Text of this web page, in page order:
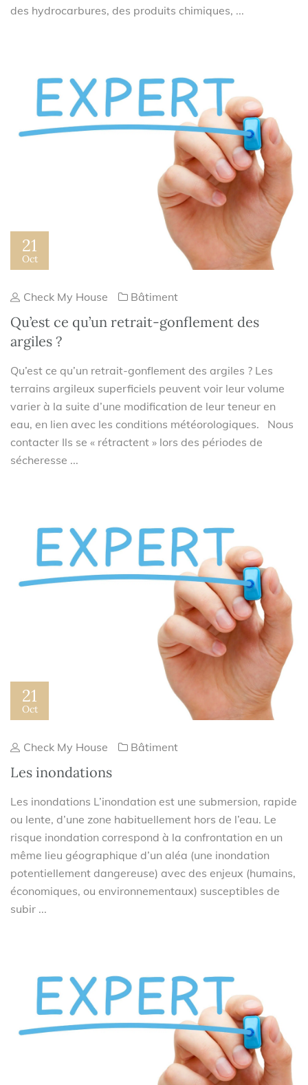
des hydrocarbures, des produits chimiques, ...
21
Oct
Check My House Bâtiment
Qu’est ce qu’un retrait-gonflement des
argiles ?
Qu’est ce qu’un retrait-gonflement des argiles ? Les
terrains argileux superficiels peuvent voir leur volume
varier à la suite d’une modification de leur teneur en
eau, en lien avec les conditions météorologiques. Nous
contacter Ils se « rétractent » lors des périodes de
sécheresse ...
21
Oct
Check My House Bâtiment
Les inondations
Les inondations L’inondation est une submersion, rapide
ou lente, d’une zone habituellement hors de l’eau. Le
risque inondation correspond à la confrontation en un
même lieu géographique d’un aléa (une inondation
potentiellement dangereuse) avec des enjeux (humains,
économiques, ou environnementaux) susceptibles de
subir ...